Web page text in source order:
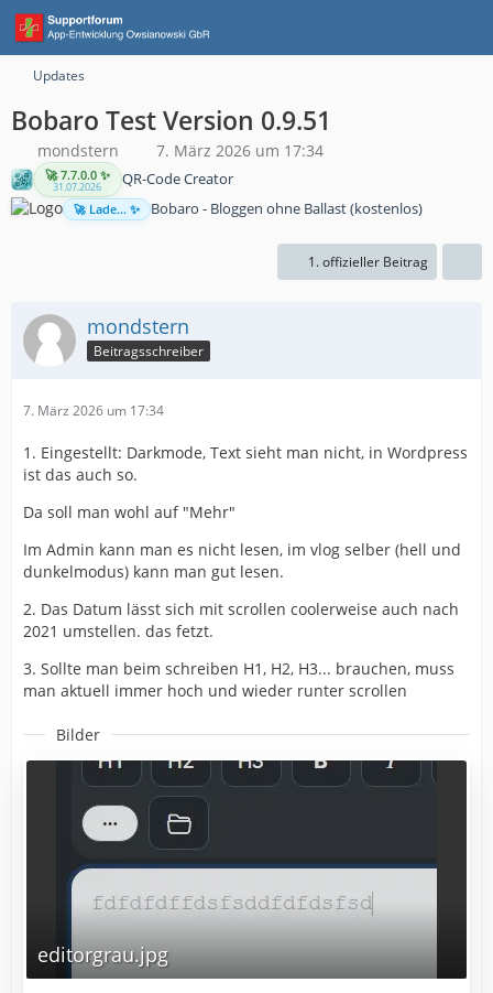
Updates
Bobaro Test Version 0.9.51
mondstern 7. März 2026 um 17:34
🚀 7.7.0.0 ✨
31.07.2026 QR-Code Creator
🚀 Lade... ✨ Bobaro - Bloggen ohne Ballast (kostenlos)
1. offizieller Beitrag
mondstern
Beitragsschreiber
7. März 2026 um 17:34
1. Eingestellt: Darkmode, Text sieht man nicht, in Wordpress
ist das auch so.
Da soll man wohl auf "Mehr"
Im Admin kann man es nicht lesen, im vlog selber (hell und
dunkelmodus) kann man gut lesen.
2. Das Datum lässt sich mit scrollen coolerweise auch nach
2021 umstellen. das fetzt.
3. Sollte man beim schreiben H1, H2, H3... brauchen, muss
man aktuell immer hoch und wieder runter scrollen
Bilder
editorgrau.jpg